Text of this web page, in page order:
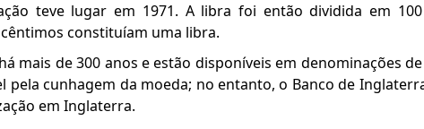
teve lugar em 1971. A libra foi então dividida em
constituíam uma libra.
mais de 300 anos e estão disponíveis em denominações de
pela cunhagem da moeda; no entanto, o Banco de
em Inglaterra.